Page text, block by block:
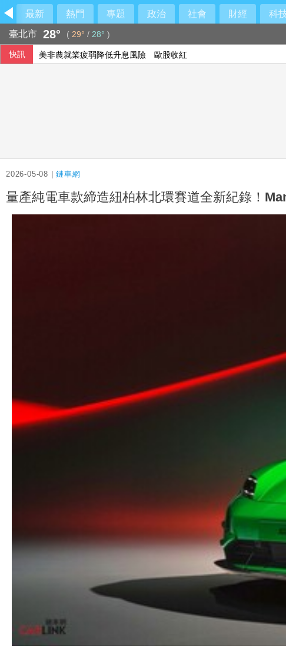
最新 熱門 專題 政治 社會 財經 科
臺北市 28° ( 29° / 28° )
快訊 美非農就業疲弱降低升息風險 歐股收紅
2026-05-08 |鏈車網
量產純電車款締造紐柏林北環賽道全新紀錄！